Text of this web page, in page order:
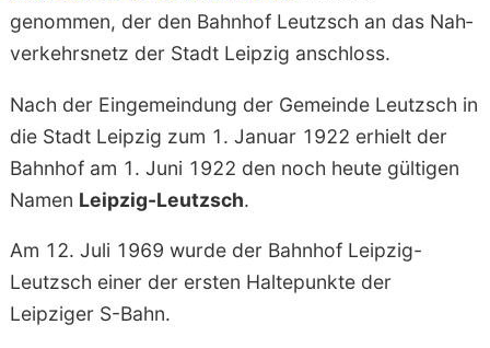
genommen, der den Bahnhof Leutzsch an das Nah­
verkehrs­netz der Stadt Leipzig anschloss.
Nach der Eingemeindung der Gemeinde Leutzsch in
die Stadt Leipzig zum 1. Januar 1922 erhielt der
Bahnhof am 1. Juni 1922 den noch heute gültigen
Namen Leipzig-Leutzsch.
Am 12. Juli 1969 wurde der Bahnhof Leipzig-
Leutzsch einer der ersten Haltepunkte der
Leipziger S-Bahn.